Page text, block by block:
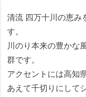
清流 四万十川の恵み
す。
川のり本来の豊かな
群です。
アクセントには高知
あえて千切りにして